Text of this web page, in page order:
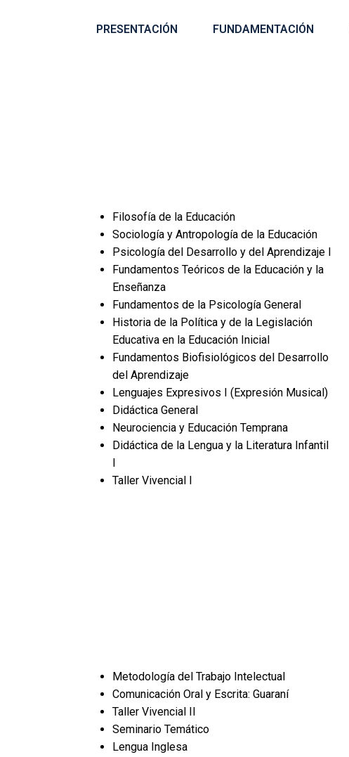
PRESENTACIÓN FUNDAMENTACIÓN
Filosofía de la Educación
Sociología y Antropología de la Educación
Psicología del Desarrollo y del Aprendizaje I
Fundamentos Teóricos de la Educación y la
Enseñanza
Fundamentos de la Psicología General
Historia de la Política y de la Legislación
Educativa en la Educación Inicial
Fundamentos Biofisiológicos del Desarrollo
del Aprendizaje
Lenguajes Expresivos I (Expresión Musical)
Didáctica General
Neurociencia y Educación Temprana
Didáctica de la Lengua y la Literatura Infantil
I
Taller Vivencial I
Metodología del Trabajo Intelectual
Comunicación Oral y Escrita: Guaraní
Taller Vivencial II
Seminario Temático
Lengua Inglesa